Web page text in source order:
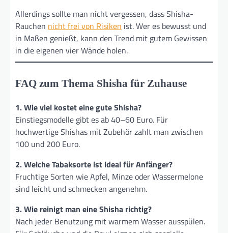
Allerdings sollte man nicht vergessen, dass Shisha-
Rauchen nicht frei von Risiken ist. Wer es bewusst und
in Maßen genießt, kann den Trend mit gutem Gewissen
in die eigenen vier Wände holen.
FAQ zum Thema Shisha für Zuhause
1. Wie viel kostet eine gute Shisha?
Einstiegsmodelle gibt es ab 40–60 Euro. Für
hochwertige Shishas mit Zubehör zahlt man zwischen
100 und 200 Euro.
2. Welche Tabaksorte ist ideal für Anfänger?
Fruchtige Sorten wie Apfel, Minze oder Wassermelone
sind leicht und schmecken angenehm.
3. Wie reinigt man eine Shisha richtig?
Nach jeder Benutzung mit warmem Wasser ausspülen.